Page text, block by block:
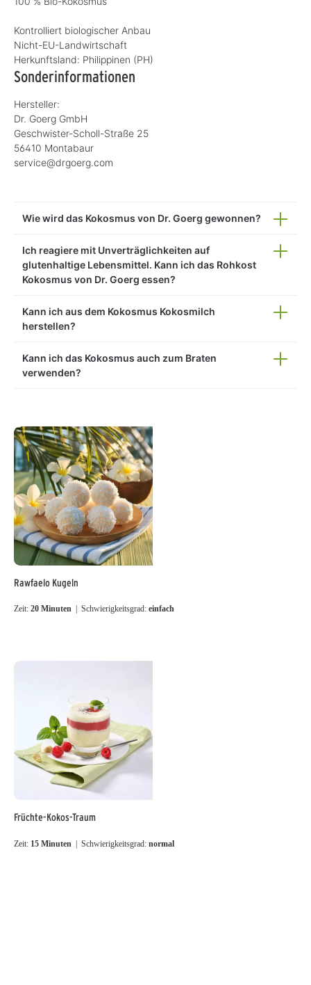
Kontrolliert biologischer Anbau
Nicht-EU-Landwirtschaft
Herkunftsland: Philippinen (PH)
Sonderinformationen
Hersteller:
Dr. Goerg GmbH
Geschwister-Scholl-Straße 25
56410 Montabaur
service@drgoerg.com
Wie wird das Kokosmus von Dr. Goerg gewonnen?
Ich reagiere mit Unverträglichkeiten auf
glutenhaltige Lebensmittel. Kann ich das Rohkost
Kokosmus von Dr. Goerg essen?
Kann ich aus dem Kokosmus Kokosmilch
herstellen?
Kann ich das Kokosmus auch zum Braten
verwenden?
Rawfaelo Kugeln
Zeit: 20 Minuten | Schwierigkeitsgrad: einfach
Früchte-Kokos-Traum
Zeit: 15 Minuten | Schwierigkeitsgrad: normal